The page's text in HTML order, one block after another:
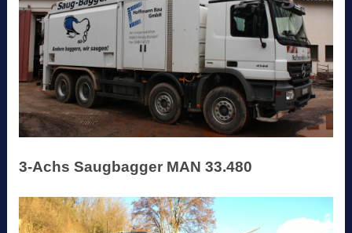
3-Achs Saugbagger MAN 33.480